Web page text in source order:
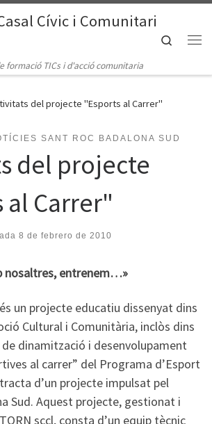
Cívic i Comunitari
formació TICs i d'acció comunitaria
Search
del projecte "Esports al Carrer"
SANT ROC BADALONA SUD
del projecte
al Carrer"
8 de febrero de 2010
nosaltres, entrenem…»
un projecte educatiu dissenyat dins
Cultural i Comunitària, inclòs dins
de dinamització i desenvolupament
al carrer” del Programa d’Esport
d’un projecte impulsat pel
Sud. Aquest projecte, gestionat i
sccl, consta d’un equip tècnic